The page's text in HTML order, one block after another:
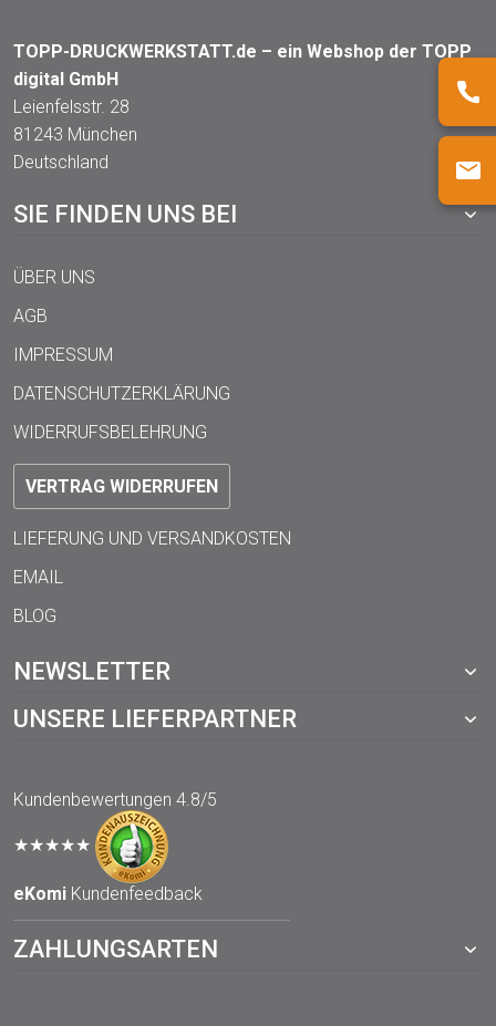
TOPP-DRUCKWERKSTATT.de – ein Webshop der TOPP
digital GmbH
Leienfelsstr. 28
81243 München
Deutschland
SIE FINDEN UNS BEI
ÜBER UNS
AGB
IMPRESSUM
DATENSCHUTZERKLÄRUNG
WIDERRUFSBELEHRUNG
VERTRAG WIDERRUFEN
LIEFERUNG UND VERSANDKOSTEN
EMAIL
BLOG
NEWSLETTER
UNSERE LIEFERPARTNER
Kundenbewertungen 4.8/5
★★★★★
eKomi Kundenfeedback
ZAHLUNGSARTEN